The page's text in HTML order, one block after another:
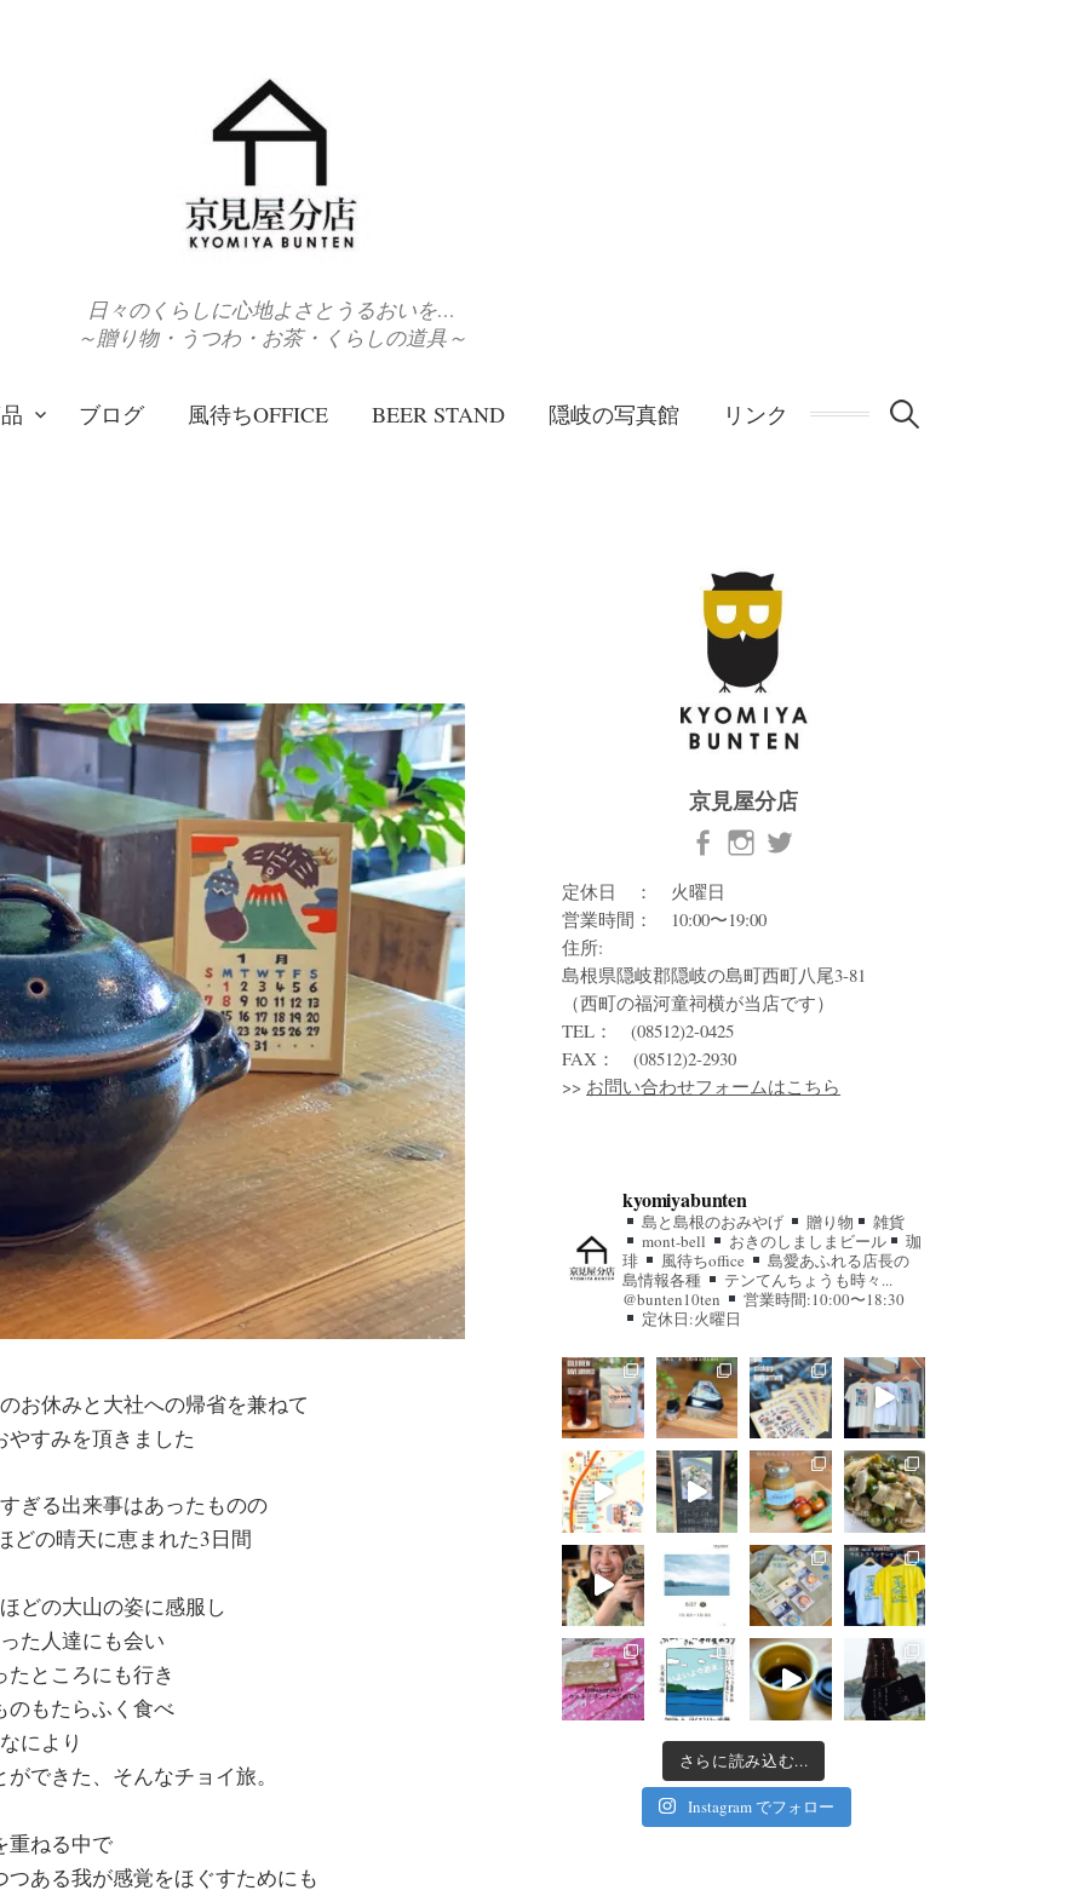
日々のくらしに心地よさとうるおいを…
～贈り物・うつわ・お茶・くらしの道具～
ブログ 風待ちOFFICE BEER STAND 隠岐の写真館 リンク 検
お休みと大社への帰省を兼ねて
やすみを頂きました
ぎる出来事はあったものの
どの晴天に恵まれた3日間
どの大山の姿に感服し
た人達にも会い
たところにも行き
のもたらふく食べ
なにより
できた、そんなチョイ旅。
重ねる中で
ある我が感覚をほぐすためにも
京見屋分店
定休日 ： 火曜日
営業時間： 10:00〜19:00
住所:
島根県隠岐郡隠岐の島町西町八尾3-81
（西町の福河童祠横が当店です）
TEL： (08512)2-0425
FAX： (08512)2-2930
>> お問い合わせフォームはこちら
kyomiyabunten
島と島根のおみやげ 贈り物
雑貨
mont-bell
おきのしましまビール
珈
琲
風待ちoffice
島愛あふれる店長の
島情報各種
テンてんちょうも時々...
@bunten10ten
営業時間:10:00〜18:30
定休日:火曜日
さらに読み込む...
Instagram でフォロー